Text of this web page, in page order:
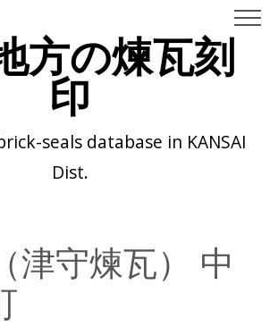
方の煉瓦刻
印
seals database in KANSAI
Dist.
津守煉瓦） 中